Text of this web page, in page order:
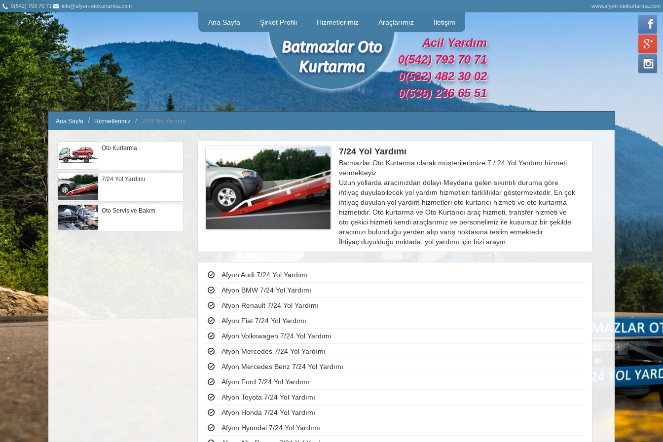
0(542) 793 70 71 info@afyon-otokurtarma.com www.afyon-otokurtarma.com
Ana Sayfa Şirket Profili Hizmetlerimiz Araçlarımız İletişim
Batmazlar Oto
Kurtarma
Acil Yardım
0(542) 793 70 71
0(532) 482 30 02
0(536) 236 65 51
Ana Sayfa Hizmetlerimiz 7/24 Yol Yardımı
Oto Kurtarma
7/24 Yol Yardımı
Oto Servis ve Bakım
7/24 Yol Yardımı
Batmazlar Oto Kurtarma olarak müşterilerimize 7 / 24 Yol Yardımı hizmeti
vermekteyiz.
Uzun yollarda aracınızdan dolayı Meydana gelen sıkıntılı duruma göre
ihtiyaç duyulabilecek yol yardım hizmetleri farklılıklar göstermektedir. En çok
ihtiyaç duyulan yol yardım hizmetleri oto kurtarıcı hizmeti ve oto kurtarma
hizmetidir. Oto kurtarma ve Oto Kurtarıcı araç hizmeti, transfer hizmeti ve
oto çekici hizmeti kendi araçlarımız ve personelimiz ile kusursuz bir şekilde
aracınızı bulunduğu yerden alıp varış noktasına teslim etmektedir.
İhtiyaç duyulduğu noktada, yol yardımı için bizi arayın.
Afyon Audi 7/24 Yol Yardımı
Afyon BMW 7/24 Yol Yardımı
Afyon Renault 7/24 Yol Yardımı
Afyon Fiat 7/24 Yol Yardımı
Afyon Volkswagen 7/24 Yol Yardımı
Afyon Mercedes 7/24 Yol Yardımı
Afyon Mercedes Benz 7/24 Yol Yardımı
Afyon Ford 7/24 Yol Yardımı
Afyon Toyota 7/24 Yol Yardımı
Afyon Honda 7/24 Yol Yardımı
Afyon Hyundai 7/24 Yol Yardımı